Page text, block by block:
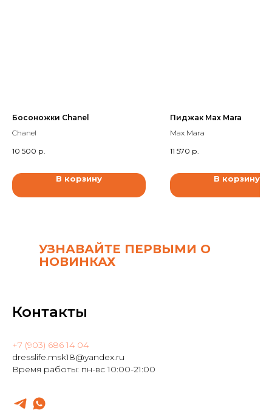
Босоножки Chanel
Chanel
10 500 р.
В корзину
Пиджак Max Mara
Max Mara
11 570 р.
В корзину
УЗНАВАЙТЕ ПЕРВЫМИ О
НОВИНКАХ
Контакты
+7 (903) 686 14 04
dresslife.msk18@yandex.ru
Время работы: пн-вс 10:00-21:00